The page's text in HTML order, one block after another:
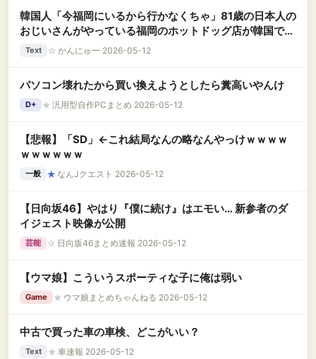
韓国人「今福岡にいるから行かなくちゃ」81歳の日本人の
おじいさんがやっている福岡のホットドッグ店が韓国で話
題に
Text ☆ かんにゅー 2026-05-12
パソコン壊れたから買い換えようとしたら糞高いやんけ
D+ ★ 汎用型自作PCまとめ 2026-05-12
【悲報】「SD」←これ結局なんの略なんやっけｗｗｗｗ
ｗｗｗｗｗｗ
一般 ★ なんJクエスト 2026-05-12
【日向坂46】やはり『僕に続け』はエモい… 新参者のダ
イジェスト映像が公開
芸能 ☆ 日向坂46まとめ速報 2026-05-12
【ウマ娘】こういうスポーティな子に俺は弱い
Game ★ ウマ娘まとめちゃんねる 2026-05-12
中古で買った車の車検、どこがいい？
Text ★ 車速報 2026-05-12